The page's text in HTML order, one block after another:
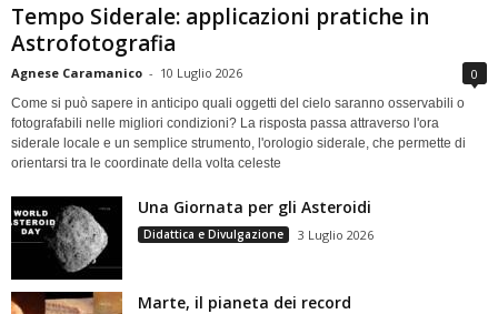
Tempo Siderale: applicazioni pratiche in
Astrofotografia
Agnese Caramanico - 10 Luglio 2026 0
Come si può sapere in anticipo quali oggetti del cielo saranno osservabili o
fotografabili nelle migliori condizioni? La risposta passa attraverso l'ora
siderale locale e un semplice strumento, l'orologio siderale, che permette di
orientarsi tra le coordinate della volta celeste
Una Giornata per gli Asteroidi
Didattica e Divulgazione 3 Luglio 2026
Marte, il pianeta dei record